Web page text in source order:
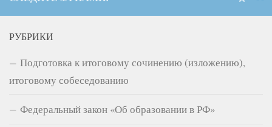
РУБРИКИ
Подготовка к итоговому сочинению (изложению),
итоговому собеседованию
Федеральный закон «Об образовании в РФ»